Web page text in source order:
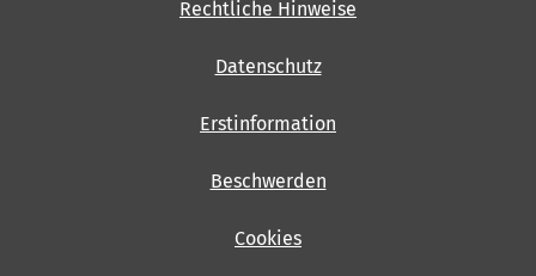
Rechtliche Hinweise
Datenschutz
Erstinformation
Beschwerden
Cookies